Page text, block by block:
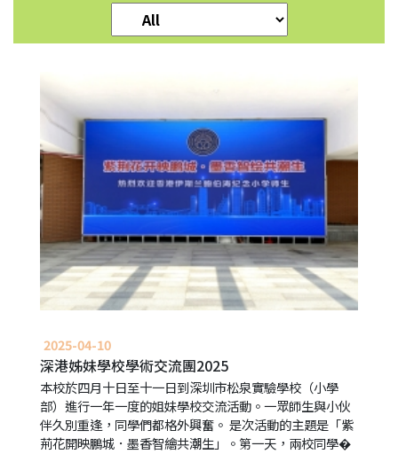
活
學
育
學
生
成
就
中
學
學
配
校
2025-04-10
深港姊妹學校學術交流團2025
本校於四月十日至十一日到深圳市松泉實驗學校（小學
部）進行一年一度的姐妹學校交流活動。一眾師生與小伙
伴久別重逢，同學們都格外興奮。 是次活動的主題是「紫
荊花開映鵬城．墨香智繪共潮生」。第一天，兩校同學�